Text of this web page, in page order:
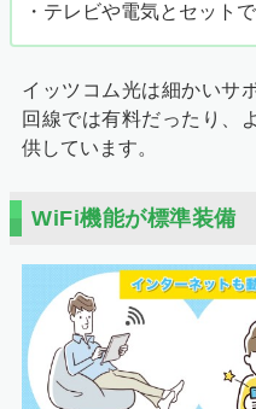
・テレビや電気とセット
イッツコム光は細かいサ
回線では有料だったり、
供しています。
WiFi機能が標準装備